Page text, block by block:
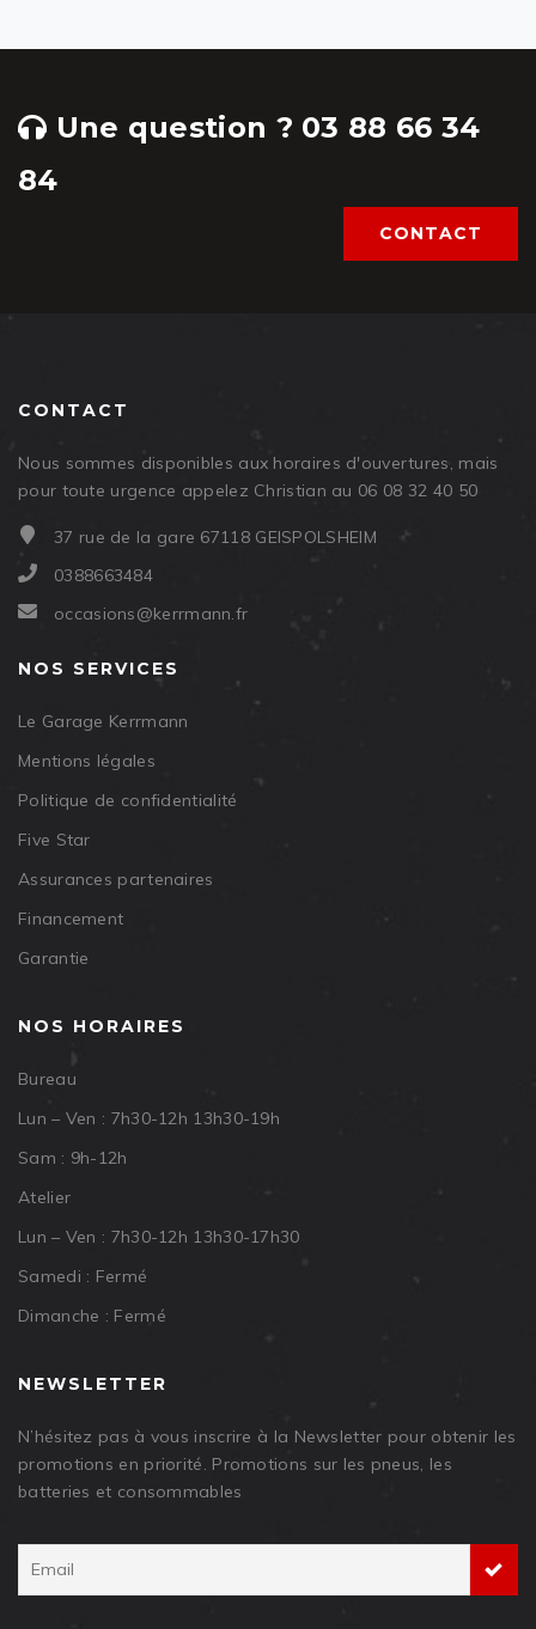
Une question ? 03 88 66 34
84
CONTACT
CONTACT
Nous sommes disponibles aux horaires d'ouvertures, mais
pour toute urgence appelez Christian au 06 08 32 40 50
37 rue de la gare 67118 GEISPOLSHEIM
0388663484
occasions@kerrmann.fr
NOS SERVICES
Le Garage Kerrmann
Mentions légales
Politique de confidentialité
Five Star
Assurances partenaires
Financement
Garantie
NOS HORAIRES
Bureau
Lun – Ven : 7h30-12h 13h30-19h
Sam : 9h-12h
Atelier
Lun – Ven : 7h30-12h 13h30-17h30
Samedi : Fermé
Dimanche : Fermé
NEWSLETTER
N’hésitez pas à vous inscrire à la Newsletter pour obtenir les
promotions en priorité. Promotions sur les pneus, les
batteries et consommables